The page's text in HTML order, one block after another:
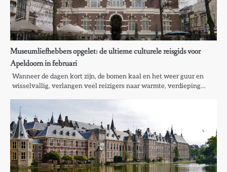
Museumliefhebbers opgelet: de ultieme culturele reisgids voor
Apeldoorn in februari
Wanneer de dagen kort zijn, de bomen kaal en het weer guur en
wisselvallig, verlangen veel reizigers naar warmte, verdieping…